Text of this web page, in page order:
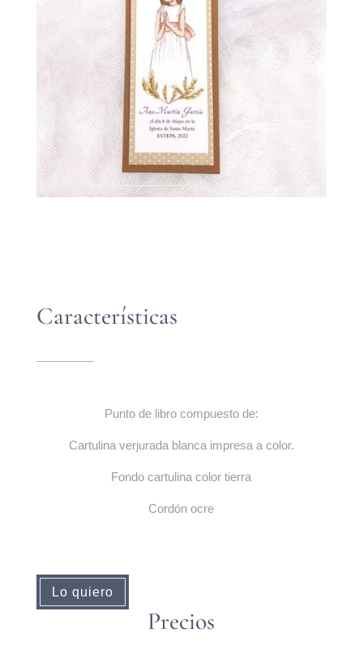
Características
Punto de libro compuesto de:
Cartulina verjurada blanca impresa a color.
Fondo cartulina color tierra
Cordón ocre
Lo quiero
Precios